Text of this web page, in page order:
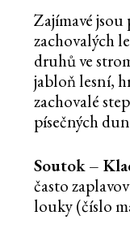
Zajímavé
zachovalých
druhů ve
jabloň lesní,
zachovalé
písečných
Soutok –
často
louky (číslo